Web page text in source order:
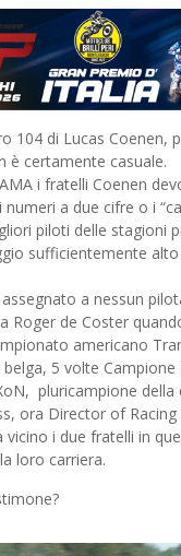
104 di Lucas Coenen,
è certamente casuale.
i fratelli Coenen
a due cifre o i
piloti delle stagioni
sufficientemente
a nessun
Roger de Coster
americano
5 volte
pluricampione della
ora Director of
vicino i due fratelli in
loro carriera.